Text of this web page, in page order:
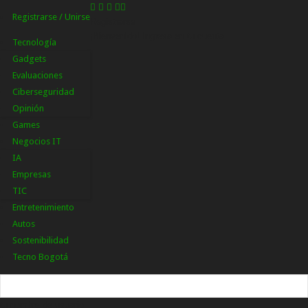
Registrarse / Unirse
Tecnología
Gadgets
Evaluaciones
Ciberseguridad
Opinión
Games
Negocios IT
IA
Empresas
TIC
Entretenimiento
Autos
Sostenibilidad
Tecno Bogotá